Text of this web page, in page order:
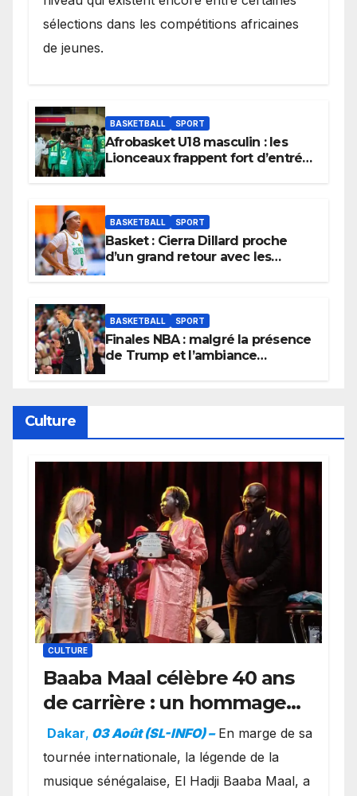
sélections dans les compétitions africaines
de jeunes.
BASKETBALL SPORT
Afrobasket U18 masculin : les
Lionceaux frappent fort d’entrée
BASKETBALL SPORT
Basket : Cierra Dillard proche
d’un grand retour avec les
BASKETBALL SPORT
Finales NBA : malgré la présence
de Trump et l’ambiance
Culture
CULTURE
Baaba Maal célèbre 40 ans
de carrière : un hommage
exceptionnel à Oslo en
présence de la famille
royale.
Dakar, 03 Août (SL-INFO) – ​En marge de sa
tournée internationale, la légende de la
musique sénégalaise, El Hadji Baaba Maal, a